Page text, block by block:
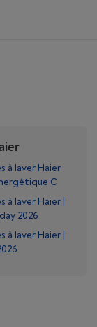
à laver Haier
C
à laver Haier |
2026
à laver Haier |